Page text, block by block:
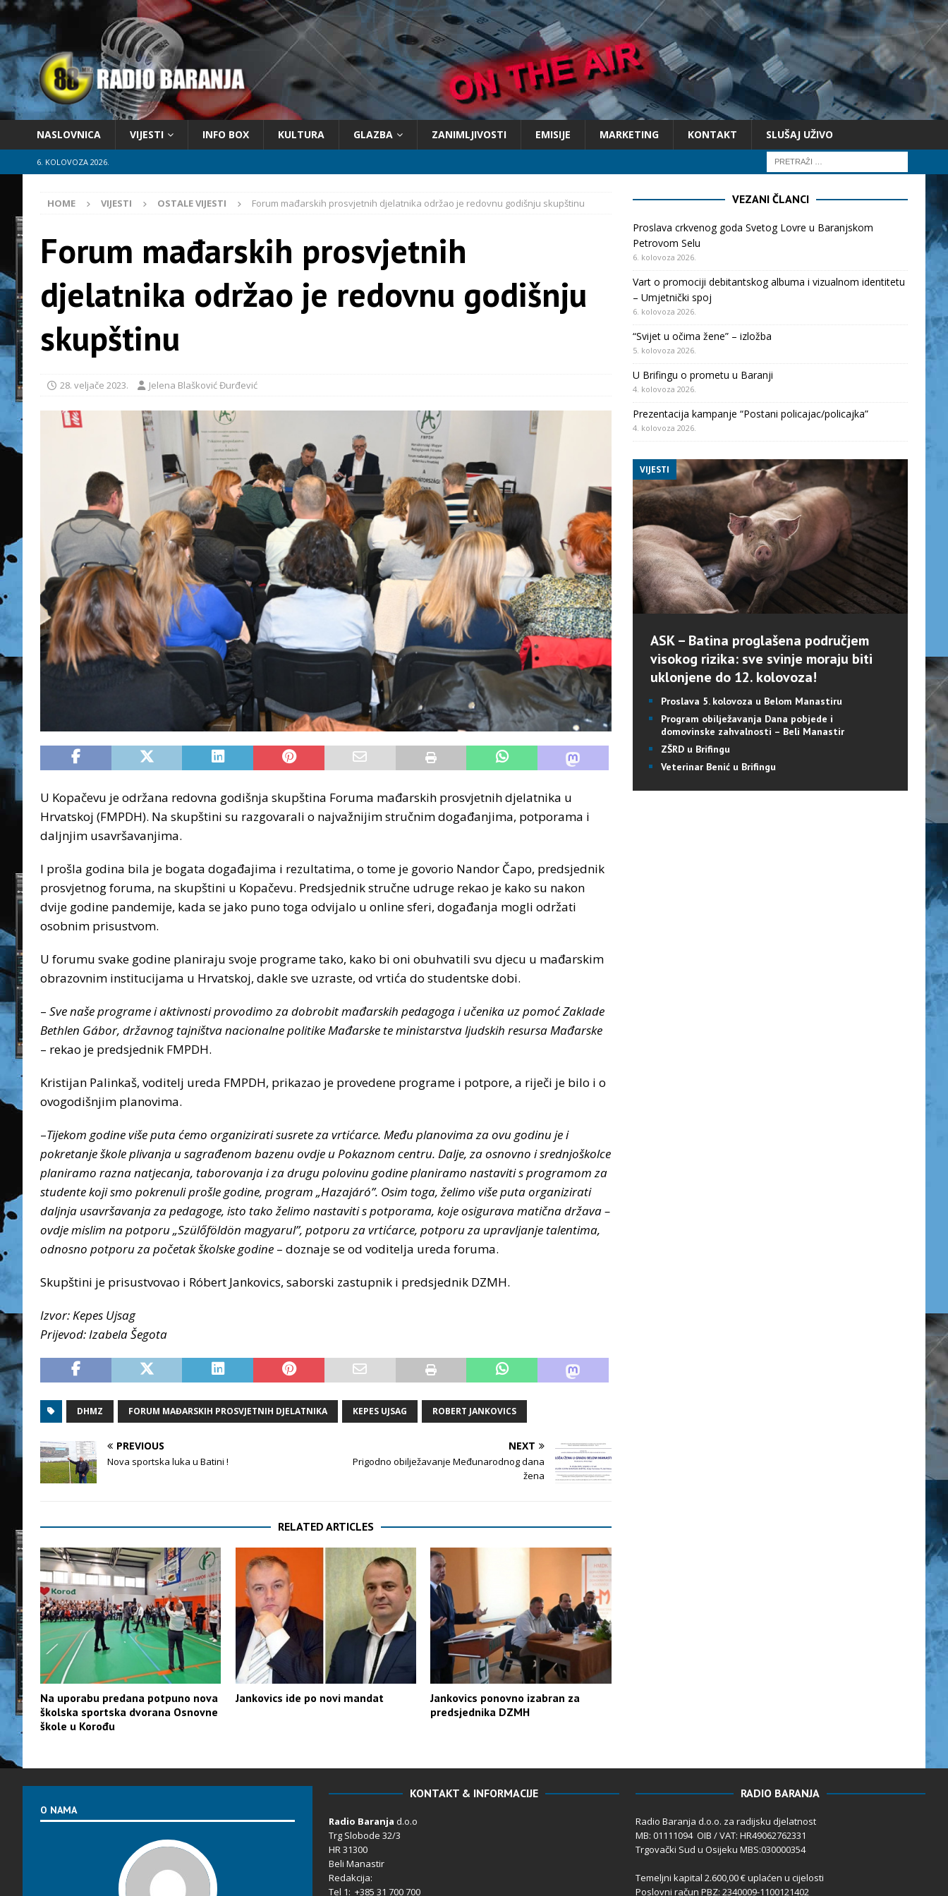
NASLOVNICA VIJESTI INFO BOX KULTURA GLAZBA ZANIMLJIVOSTI EMISIJE MARKETING KONTAKT SLUŠAJ UŽIVO
6. KOLOVOZA 2026.
HOME VIJESTI OSTALE VIJESTI Forum mađarskih prosvjetnih djelatnika održao je redovnu godišnju skupštinu
Forum mađarskih prosvjetnih
djelatnika održao je redovnu godišnju
skupštinu
28. veljače 2023. Jelena Blašković Đurđević
U Kopačevu je održana redovna godišnja skupština Foruma mađarskih prosvjetnih djelatnika u
Hrvatskoj (FMPDH). Na skupštini su razgovarali o najvažnijim stručnim događanjima, potporama i
daljnjim usavršavanjima.
I prošla godina bila je bogata događajima i rezultatima, o tome je govorio Nandor Čapo, predsjednik
prosvjetnog foruma, na skupštini u Kopačevu. Predsjednik stručne udruge rekao je kako su nakon
dvije godine pandemije, kada se jako puno toga odvijalo u online sferi, događanja mogli održati
osobnim prisustvom.
U forumu svake godine planiraju svoje programe tako, kako bi oni obuhvatili svu djecu u mađarskim
obrazovnim institucijama u Hrvatskoj, dakle sve uzraste, od vrtića do studentske dobi.
– Sve naše programe i aktivnosti provodimo za dobrobit mađarskih pedagoga i učenika uz pomoć Zaklade
Bethlen Gábor, državnog tajništva nacionalne politike Mađarske te ministarstva ljudskih resursa Mađarske
– rekao je predsjednik FMPDH.
Kristijan Palinkaš, voditelj ureda FMPDH, prikazao je provedene programe i potpore, a riječi je bilo i o
ovogodišnjim planovima.
–Tijekom godine više puta ćemo organizirati susrete za vrtićarce. Među planovima za ovu godinu je i
pokretanje škole plivanja u sagrađenom bazenu ovdje u Pokaznom centru. Dalje, za osnovno i srednjoškolce
planiramo razna natjecanja, taborovanja i za drugu polovinu godine planiramo nastaviti s programom za
studente koji smo pokrenuli prošle godine, program „Hazajáró”. Osim toga, želimo više puta organizirati
daljnja usavršavanja za pedagoge, isto tako želimo nastaviti s potporama, koje osigurava matična država –
ovdje mislim na potporu „Szülőföldön magyarul”, potporu za vrtićarce, potporu za upravljanje talentima,
odnosno potporu za početak školske godine – doznaje se od voditelja ureda foruma.
Skupštini je prisustvovao i Róbert Jankovics, saborski zastupnik i predsjednik DZMH.
Izvor: Kepes Ujsag
Prijevod: Izabela Šegota
DHMZ FORUM MAĐARSKIH PROSVJETNIH DJELATNIKA KEPES UJSAG ROBERT JANKOVICS
PREVIOUS
Nova sportska luka u Batini !
NEXT
Prigodno obilježavanje Međunarodnog dana
žena
RELATED ARTICLES
Na uporabu predana potpuno nova
školska sportska dvorana Osnovne
škole u Korođu
Jankovics ide po novi mandat
Jankovics ponovno izabran za
predsjednika DZMH
VEZANI ČLANCI
Proslava crkvenog goda Svetog Lovre u Baranjskom
Petrovom Selu
6. kolovoza 2026.
Vart o promociji debitantskog albuma i vizualnom identitetu
– Umjetnički spoj
6. kolovoza 2026.
“Svijet u očima žene” – izložba
5. kolovoza 2026.
U Brifingu o prometu u Baranji
4. kolovoza 2026.
Prezentacija kampanje “Postani policajac/policajka”
4. kolovoza 2026.
VIJESTI
ASK – Batina proglašena područjem
visokog rizika: sve svinje moraju biti
uklonjene do 12. kolovoza!
Proslava 5. kolovoza u Belom Manastiru
Program obilježavanja Dana pobjede i
domovinske zahvalnosti – Beli Manastir
ZŠRD u Brifingu
Veterinar Benić u Brifingu
O NAMA
KONTAKT & INFORMACIJE
Radio Baranja d.o.o
Trg Slobode 32/3
HR 31300
Beli Manastir
Redakcija:
Tel 1: +385 31 700 700
RADIO BARANJA
Radio Baranja d.o.o. za radijsku djelatnost
MB: 01111094 OIB / VAT: HR49062762331
Trgovački Sud u Osijeku MBS:030000354
Temeljni kapital 2.600,00 € uplaćen u cijelosti
Poslovni račun PBZ: 2340009-1100121402